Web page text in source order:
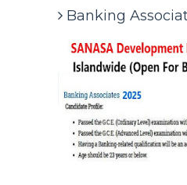
Banking